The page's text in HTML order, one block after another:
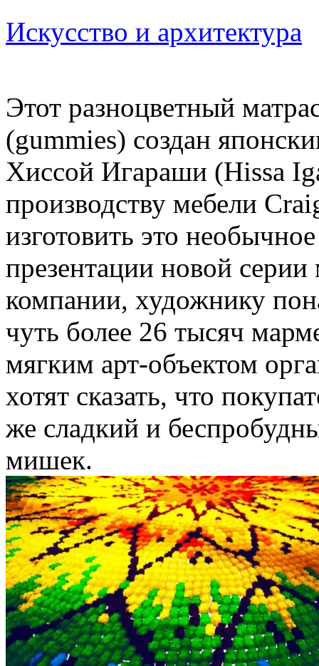
Искусство и архитектура
Этот разноцветный
(gummies) создан
Хиссой Игараши (Hissa
производству мебели
изготовить это
презентации новой
компании, художнику
чуть более 26 тысяч
мягким арт-объектом
хотят сказать, что
же сладкий и
мишек.